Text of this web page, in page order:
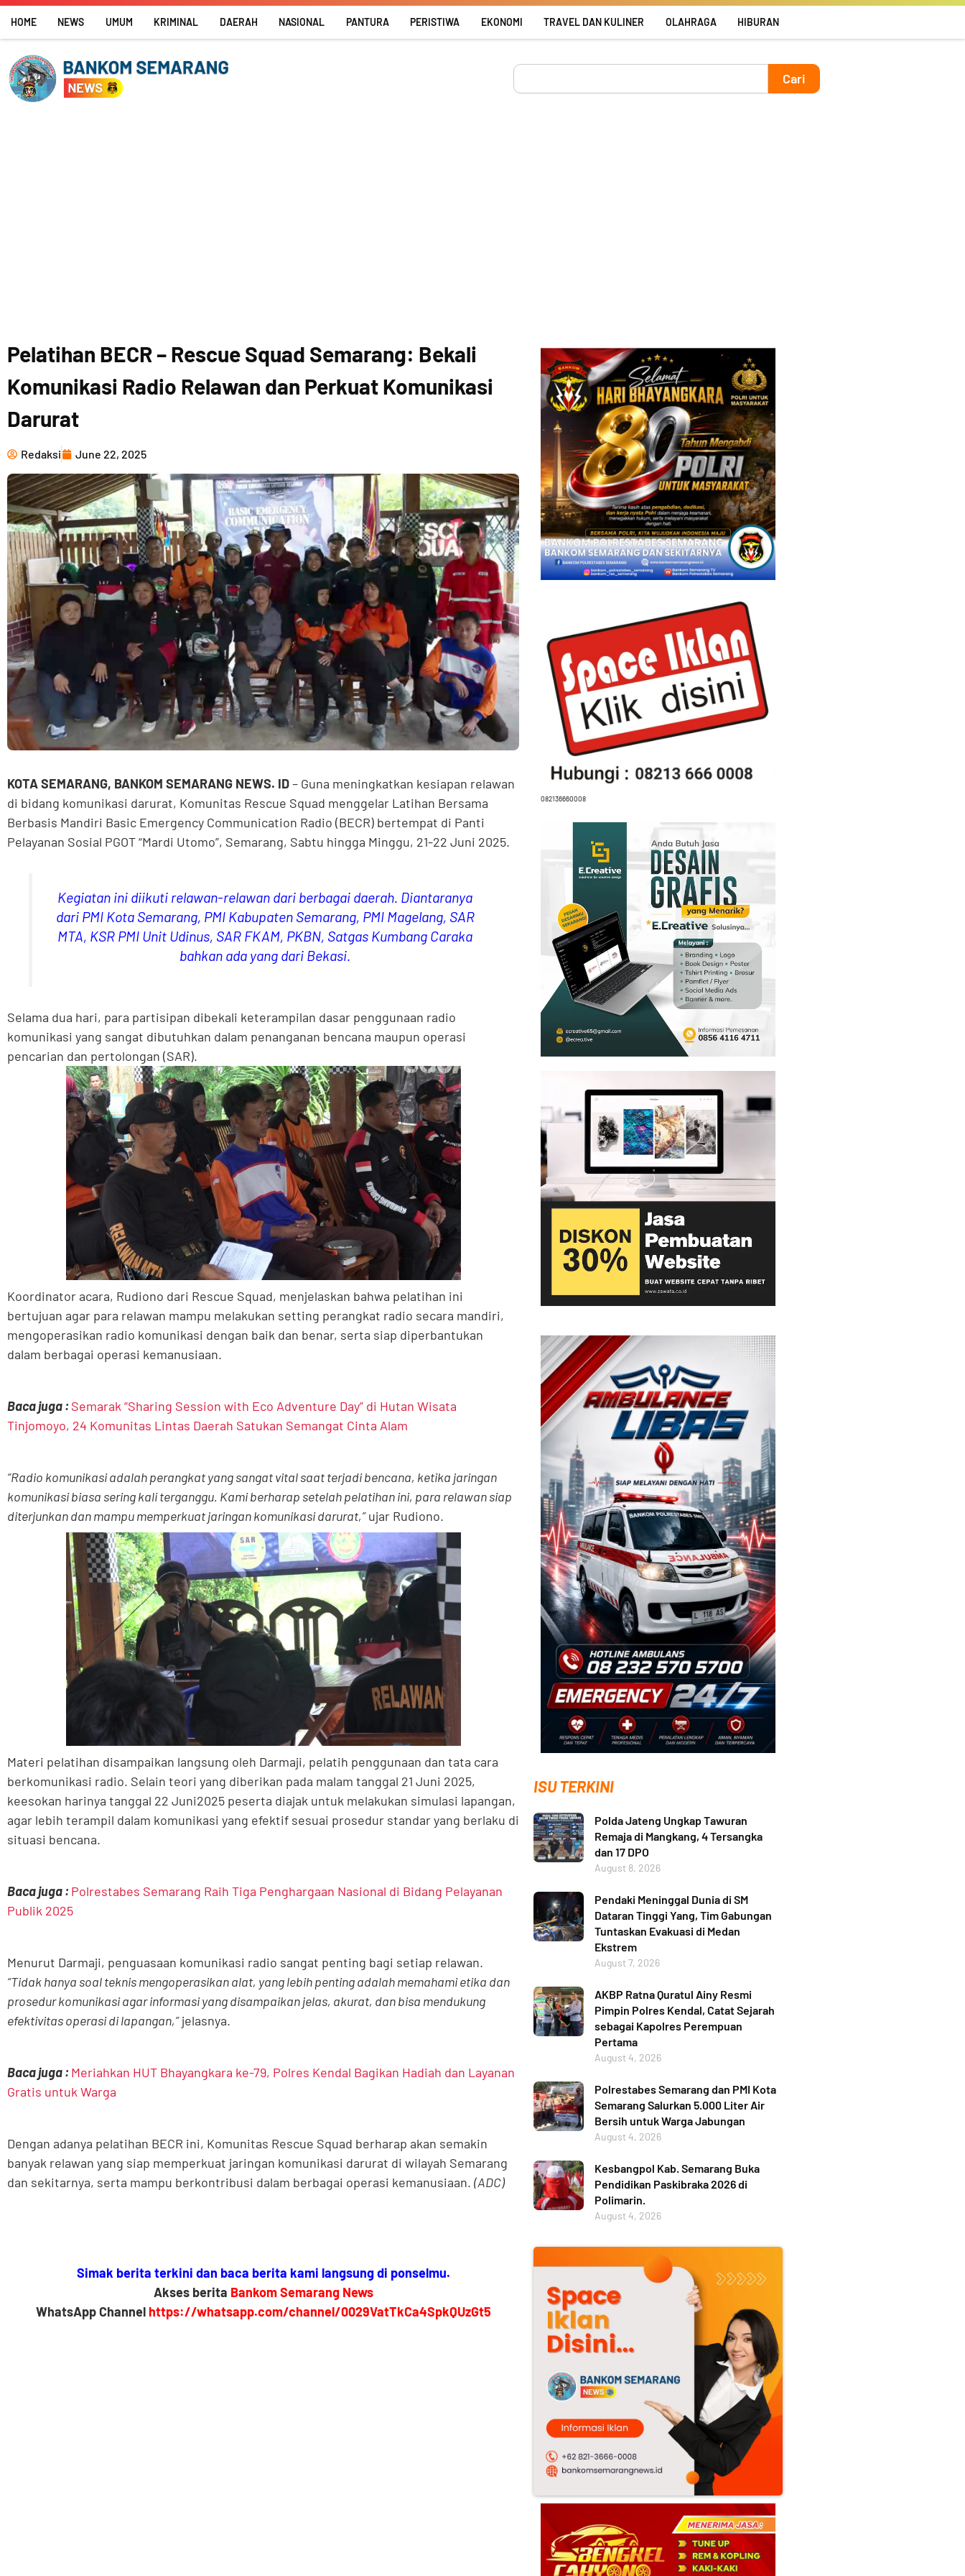
Skip
content
HOME NEWS UMUM KRIMINAL DAERAH NASIONAL PANTURA PERISTIWA EKONOMI TRAVEL DAN KULINER OLAHRAGA HIBURAN
Search
Cari
Pelatihan BECR – Rescue Squad Semarang: Bekali
Komunikasi Radio Relawan dan Perkuat Komunikasi
Darurat
Redaksi June 22, 2025
KOTA SEMARANG, BANKOM SEMARANG NEWS. ID– Guna meningkatkan kesiapan relawan
di bidang komunikasi darurat, Komunitas Rescue Squad menggelar Latihan Bersama
Berbasis Mandiri Basic Emergency Communication Radio (BECR) bertempat di Panti
Pelayanan Sosial PGOT “Mardi Utomo”, Semarang, Sabtu hingga Minggu, 21-22 Juni 2025.
Kegiatan ini diikuti relawan-relawan dari berbagai daerah. Diantaranya
dari PMI Kota Semarang, PMI Kabupaten Semarang, PMI Magelang, SAR
MTA, KSR PMI Unit Udinus, SAR FKAM, PKBN, Satgas Kumbang Caraka
bahkan ada yang dari Bekasi.
Selama dua hari, para partisipan dibekali keterampilan dasar penggunaan radio
komunikasi yang sangat dibutuhkan dalam penanganan bencana maupun operasi
pencarian dan pertolongan (SAR).
Koordinator acara, Rudiono dari Rescue Squad, menjelaskan bahwa pelatihan ini
bertujuan agar para relawan mampu melakukan setting perangkat radio secara mandiri,
mengoperasikan radio komunikasi dengan baik dan benar, serta siap diperbantukan
dalam berbagai operasi kemanusiaan.
Baca juga : Semarak “Sharing Session with Eco Adventure Day” di Hutan Wisata
Tinjomoyo, 24 Komunitas Lintas Daerah Satukan Semangat Cinta Alam
“Radio komunikasi adalah perangkat yang sangat vital saat terjadi bencana, ketika jaringan
komunikasi biasa sering kali terganggu. Kami berharap setelah pelatihan ini, para relawan siap
diterjunkan dan mampu memperkuat jaringan komunikasi darurat,”ujar Rudiono.
Materi pelatihan disampaikan langsung oleh Darmaji, pelatih penggunaan dan tata cara
berkomunikasi radio. Selain teori yang diberikan pada malam tanggal 21 Juni 2025,
keesokan harinya tanggal 22 Juni2025 peserta diajak untuk melakukan simulasi lapangan,
agar lebih terampil dalam komunikasi yang efektif sesuai prosedur standar yang berlaku di
situasi bencana.
Baca juga : Polrestabes Semarang Raih Tiga Penghargaan Nasional di Bidang Pelayanan
Publik 2025
Menurut Darmaji, penguasaan komunikasi radio sangat penting bagi setiap relawan.
“Tidak hanya soal teknis mengoperasikan alat, yang lebih penting adalah memahami etika dan
prosedur komunikasi agar informasi yang disampaikan jelas, akurat, dan bisa mendukung
efektivitas operasi di lapangan,”jelasnya.
Baca juga : Meriahkan HUT Bhayangkara ke-79, Polres Kendal Bagikan Hadiah dan Layanan
Gratis untuk Warga
Dengan adanya pelatihan BECR ini, Komunitas Rescue Squad berharap akan semakin
banyak relawan yang siap memperkuat jaringan komunikasi darurat di wilayah Semarang
dan sekitarnya, serta mampu berkontribusi dalam berbagai operasi kemanusiaan. (ADC)
Simak berita terkini dan baca berita kami langsung di ponselmu.
Akses berita Bankom Semarang News
WhatsApp Channel https://whatsapp.com/channel/0029VatTkCa4SpkQUzGt5
082136660008
ISU TERKINI
Polda Jateng Ungkap Tawuran
Remaja di Mangkang, 4 Tersangka
dan 17 DPO
August 8, 2026
Pendaki Meninggal Dunia di SM
Dataran Tinggi Yang, Tim Gabungan
Tuntaskan Evakuasi di Medan
Ekstrem
August 7, 2026
AKBP Ratna Quratul Ainy Resmi
Pimpin Polres Kendal, Catat Sejarah
sebagai Kapolres Perempuan
Pertama
August 4, 2026
Polrestabes Semarang dan PMI Kota
Semarang Salurkan 5.000 Liter Air
Bersih untuk Warga Jabungan
August 4, 2026
Kesbangpol Kab. Semarang Buka
Pendidikan Paskibraka 2026 di
Polimarin.
August 4, 2026